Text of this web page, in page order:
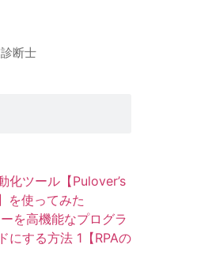
断士
化ツール【Pulover’s
を使ってみた
を高機能なプログラ
にする方法 1【RPAの